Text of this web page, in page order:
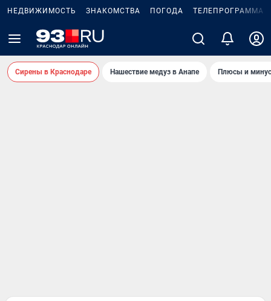
НЕДВИЖИМОСТЬ ЗНАКОМСТВА ПОГОДА ТЕЛЕПРОГРАММА
Сирены в Краснодаре Нашествие медуз в Анапе Плюсы и